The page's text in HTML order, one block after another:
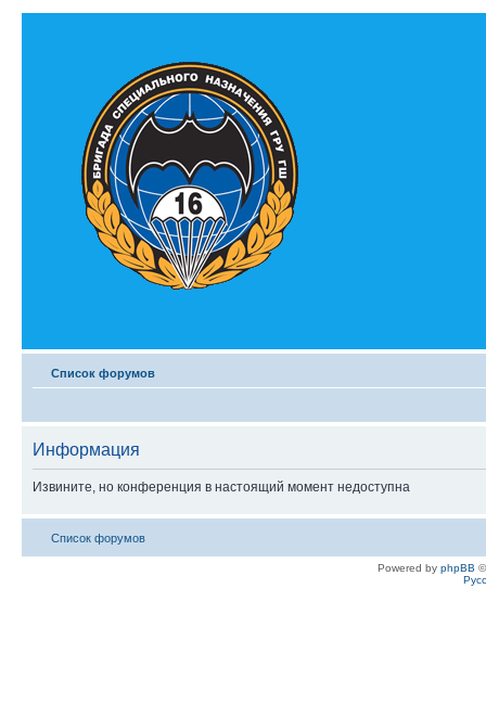
Список форумов
Информация
Извините, но конференция в настоящий момент недоступна
Список форумов
Powered by phpBB